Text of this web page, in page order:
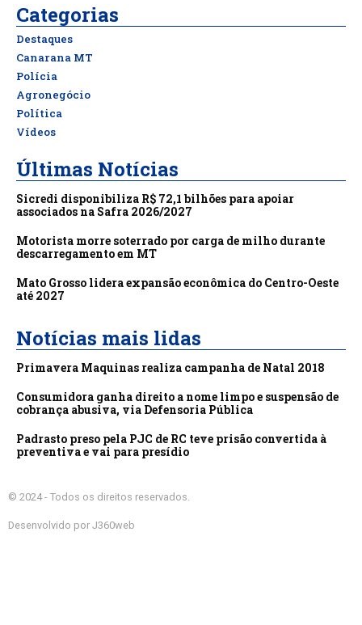
Categorias
Destaques
Canarana MT
Polícia
Agronegócio
Política
Vídeos
Últimas Notícias
Sicredi disponibiliza R$ 72,1 bilhões para apoiar
associados na Safra 2026/2027
Motorista morre soterrado por carga de milho durante
descarregamento em MT
Mato Grosso lidera expansão econômica do Centro-Oeste
até 2027
Notícias mais lidas
Primavera Maquinas realiza campanha de Natal 2018
Consumidora ganha direito a nome limpo e suspensão de
cobrança abusiva, via Defensoria Pública
Padrasto preso pela PJC de RC teve prisão convertida à
preventiva e vai para presídio
© 2024 - Todos os direitos reservados.
Desenvolvido por J360web